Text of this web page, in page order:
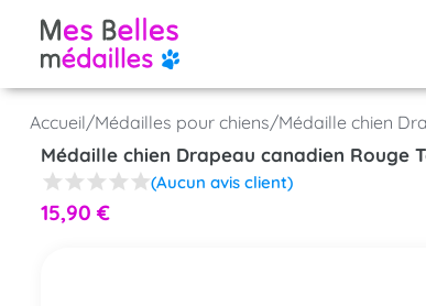
Accueil/Médailles pour chiens/Médaille chien
Médaille chien Drapeau canadien Rouge
(Aucun avis client)
15,90 €